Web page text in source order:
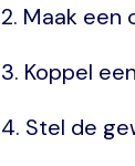
2. Maak een
3. Koppel
4. Stel de